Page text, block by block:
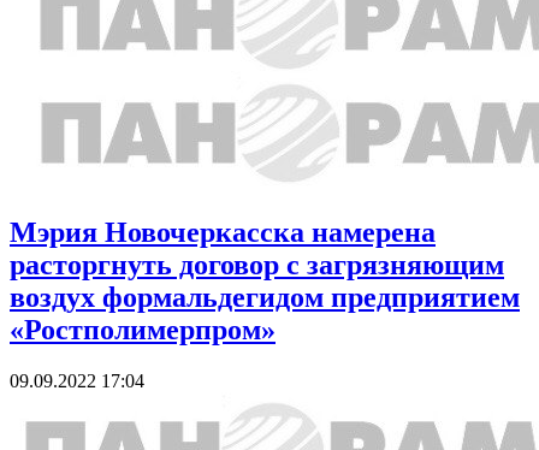
Мэрия Новочеркасска намерена
расторгнуть договор с загрязняющим
воздух формальдегидом предприятием
«Ростполимерпром»
09.09.2022 17:04